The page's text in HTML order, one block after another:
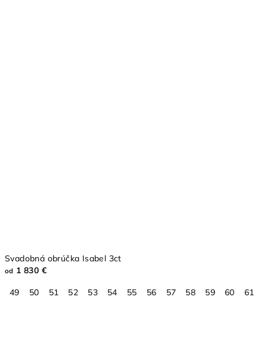
Svadobná obrúčka Isabel 3ct
od 1 830 €
49 50 51 52 53 54 55 56 57 58 59 60 61